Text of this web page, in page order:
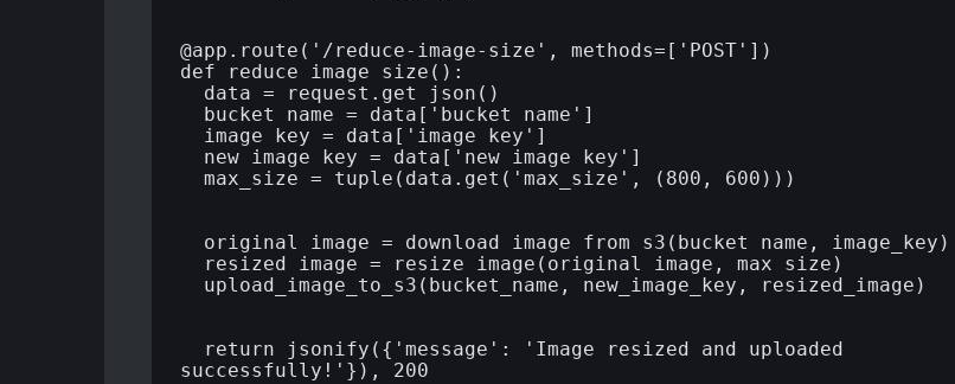
@app.route('/reduce-image-size', methods=['POST'])
def reduce_image_size():
data = request.get_json()
bucket_name = data['bucket_name']
image_key = data['image_key']
new_image_key = data['new_image_key']
max_size = tuple(data.get('max_size', (800, 600)))
original_image = download_image_from_s3(bucket_name, image_key)
resized_image = resize_image(original_image, max_size)
upload_image_to_s3(bucket_name, new_image_key, resized_image)
return jsonify({'message': 'Image resized and uploaded
successfully!'}), 200